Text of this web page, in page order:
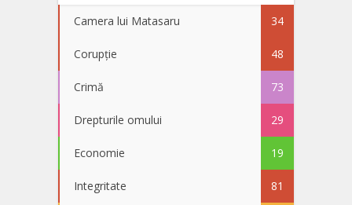
Camera lui Matasaru 34
Corupție 48
Crimă 73
Drepturile omului 29
Economie 19
Integritate 81